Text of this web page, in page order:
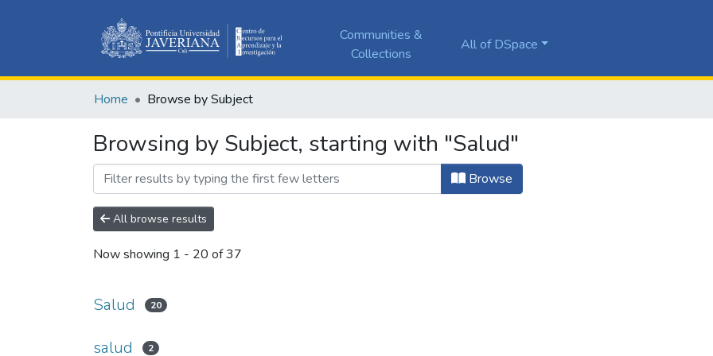
Communities &
Collections
All of DSpace
Home Browse by Subject
Browsing by Subject, starting with "Salud"
Browse
All browse results
Now showing 1 - 20 of 37
Salud 20
salud 2